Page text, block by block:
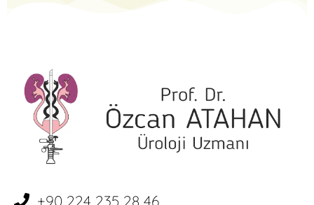
+90 224 235 28 46